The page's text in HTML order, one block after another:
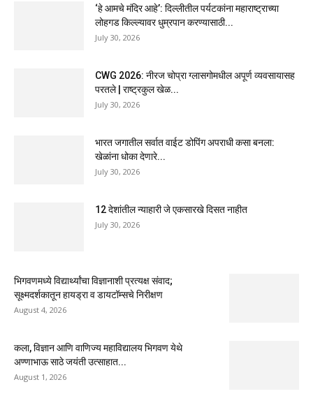
‘हे आमचे मंदिर आहे’: दिल्लीतील पर्यटकांना महाराष्ट्राच्या
लोहगड किल्ल्यावर धुम्रपान करण्यासाठी...
July 30, 2026
CWG 2026: नीरज चोप्रा ग्लासगोमधील अपूर्ण व्यवसायासह
परतले | राष्ट्रकुल खेळ...
July 30, 2026
भारत जगातील सर्वात वाईट डोपिंग अपराधी कसा बनला:
खेळांना धोका देणारे...
July 30, 2026
12 देशांतील न्याहारी जे एकसारखे दिसत नाहीत
July 30, 2026
भिगवणमध्ये विद्यार्थ्यांचा विज्ञानाशी प्रत्यक्ष संवाद;
सूक्ष्मदर्शकातून हायड्रा व डायटॉम्सचे निरीक्षण
August 4, 2026
कला, विज्ञान आणि वाणिज्य महाविद्यालय भिगवण येथे
अण्णाभाऊ साठे जयंती उत्साहात...
August 1, 2026